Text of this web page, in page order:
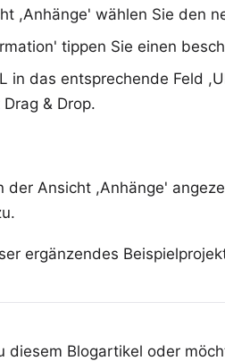
,Anhänge' wählen Sie den
tippen Sie einen
in das entsprechende Feld
& Drop.
der Ansicht ,Anhänge'
ergänzendes
diesem Blogartikel oder